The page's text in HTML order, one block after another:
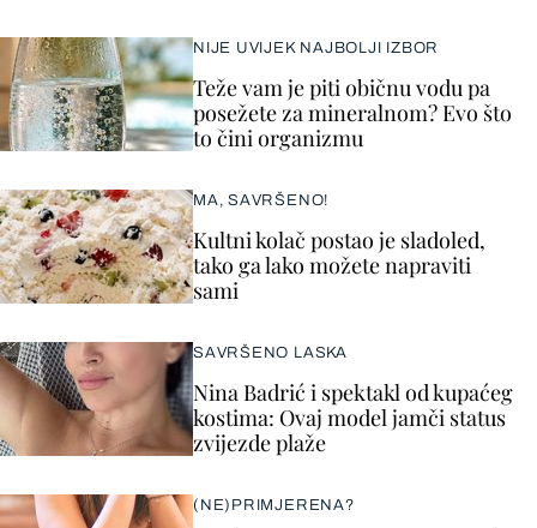
NIJE UVIJEK NAJBOLJI IZBOR
Teže vam je piti običnu vodu pa
posežete za mineralnom? Evo što
to čini organizmu
MA, SAVRŠENO!
Kultni kolač postao je sladoled,
tako ga lako možete napraviti
sami
SAVRŠENO LASKA
Nina Badrić i spektakl od kupaćeg
kostima: Ovaj model jamči status
zvijezde plaže
(NE)PRIMJERENA?